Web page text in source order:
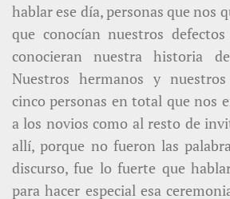
hablar ese día, personas que nos
que conocían nuestros
conocieran nuestra historia
Nuestros hermanos y
cinco personas en total que nos
a los novios como al resto de
allí, porque no fueron las
discurso, fue lo fuerte que
para hacer especial esa